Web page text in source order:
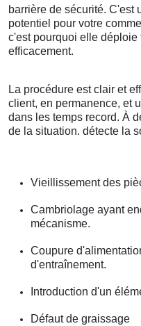
barrière de sécurité. C'est
potentiel pour votre
c'est pourquoi elle déploie
efficacement.
La procédure est clair et
client, en permanence, et
dans les temps record. À
de la situation. détecte la
Vieillissement des
Cambriolage ayant
mécanisme.
Coupure
d'entraînement.
Introduction d'un
Défaut de graissage